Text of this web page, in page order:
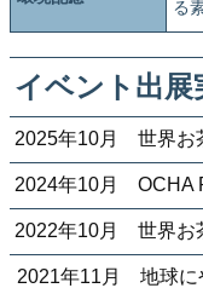
る
イベント出展
2025年10月 世界お
2024年10月 OCHA
2022年10月 世界お
2021年11月 地球に